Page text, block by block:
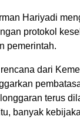
Hariyadi
protokol
pemerintah.
dari
terus
banyak